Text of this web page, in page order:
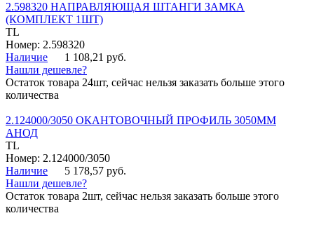
2.598320 НАПРАВЛЯЮЩАЯ ШТАНГИ ЗАМКА
(КОМПЛЕКТ 1ШТ)
TL
Номер: 2.598320
Наличие
1 108,21 руб.
Нашли дешевле?
Остаток товара 24шт, сейчас нельзя заказать больше этого
количества
2.124000/3050 ОКАНТОВОЧНЫЙ ПРОФИЛЬ 3050ММ
АНОД
TL
Номер: 2.124000/3050
Наличие
5 178,57 руб.
Нашли дешевле?
Остаток товара 2шт, сейчас нельзя заказать больше этого
количества